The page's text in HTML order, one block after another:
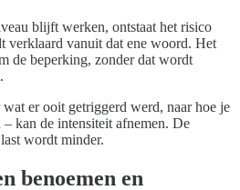
blijft werken, ontstaat het risico
verklaard vanuit dat ene woord. Het
de beperking, zonder dat wordt
er ooit getriggerd werd, naar hoe je
– kan de intensiteit afnemen. De
wordt minder.
benoemen en